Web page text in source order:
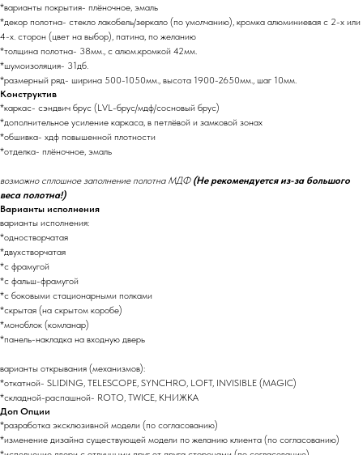
*варианты покрытия- плёночное, эмаль
*декор полотна- стекло лакобель/зеркало (по умолчанию), кромка алюминиевая с 2-х или
4-х. сторон (цвет на выбор), патина, по желанию
*толщина полотна- 38мм., с алюм.кромкой 42мм.
*шумоизоляция- 31дб.
*размерный ряд- ширина 500-1050мм., высота 1900-2650мм., шаг 10мм.
Конструктив
*каркас- сэндвич брус (LVL-брус/мдф/сосновый брус)
*дополнительное усиление каркаса, в петлёвой и замковой зонах
*обшивка- хдф повышенной плотности
*отделка- плёночное, эмаль
возможно сплошное заполнение полотна МДФ (Не рекомендуется из-за большого
веса полотна!)
Варианты исполнения
варианты исполнения:
*одностворчатая
*двухстворчатая
*с фрамугой
*с фальш-фрамугой
*с боковыми стационарными полками
*скрытая (на скрытом коробе)
*моноблок (комланар)
*панель-накладка на входную дверь
варианты открывания (механизмов):
*откатной- SLIDING, TELESCOPE, SYNCHRO, LOFT, INVISIBLE (MAGIC)
*складной-распашной- ROTO, TWICE, КНИЖКА
Доп Опции
*разработка эксклюзивной модели (по согласованию)
*изменение дизайна существующей модели по желанию клиента (по согласованию)